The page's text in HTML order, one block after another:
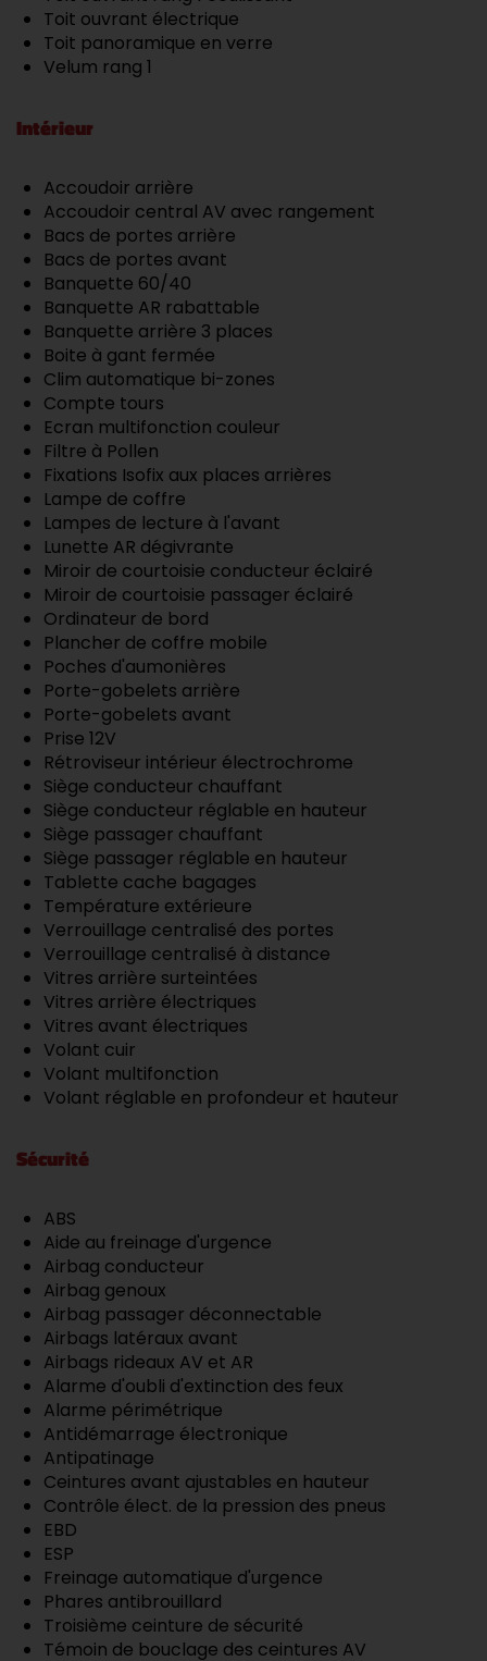
Toit ouvrant électrique
Toit panoramique en verre
Velum rang 1
Intérieur
Accoudoir arrière
Accoudoir central AV avec rangement
Bacs de portes arrière
Bacs de portes avant
Banquette 60/40
Banquette AR rabattable
Banquette arrière 3 places
Boite à gant fermée
Clim automatique bi-zones
Compte tours
Ecran multifonction couleur
Filtre à Pollen
Fixations Isofix aux places arrières
Lampe de coffre
Lampes de lecture à l'avant
Lunette AR dégivrante
Miroir de courtoisie conducteur éclairé
Miroir de courtoisie passager éclairé
Ordinateur de bord
Plancher de coffre mobile
Poches d'aumonières
Porte-gobelets arrière
Porte-gobelets avant
Prise 12V
Rétroviseur intérieur électrochrome
Siège conducteur chauffant
Siège conducteur réglable en hauteur
Siège passager chauffant
Siège passager réglable en hauteur
Tablette cache bagages
Température extérieure
Verrouillage centralisé des portes
Verrouillage centralisé à distance
Vitres arrière surteintées
Vitres arrière électriques
Vitres avant électriques
Volant cuir
Volant multifonction
Volant réglable en profondeur et hauteur
Sécurité
ABS
Aide au freinage d'urgence
Airbag conducteur
Airbag genoux
Airbag passager déconnectable
Airbags latéraux avant
Airbags rideaux AV et AR
Alarme d'oubli d'extinction des feux
Alarme périmétrique
Antidémarrage électronique
Antipatinage
Ceintures avant ajustables en hauteur
Contrôle élect. de la pression des pneus
EBD
ESP
Freinage automatique d'urgence
Phares antibrouillard
Troisième ceinture de sécurité
Témoin de bouclage des ceintures AV